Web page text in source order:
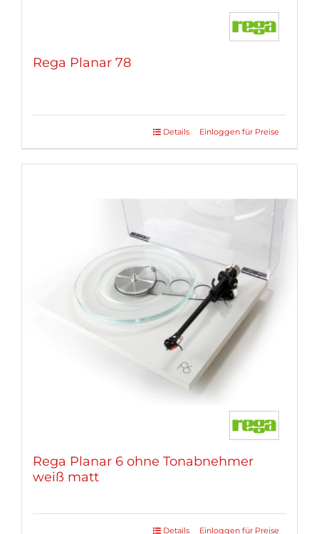
Rega Planar 78
Einloggen für Preise
Details
Rega Planar 6 ohne Tonabnehmer
weiß matt
Einloggen für Preise
Details